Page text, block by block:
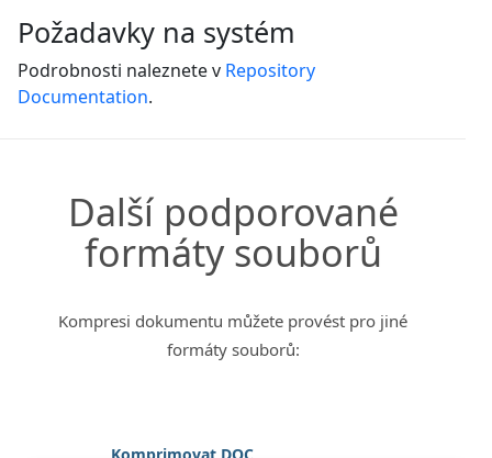
Požadavky na systém
Podrobnosti naleznete v Repository
Documentation.
Další podporované
formáty souborů
Kompresi dokumentu můžete provést pro jiné
formáty souborů: